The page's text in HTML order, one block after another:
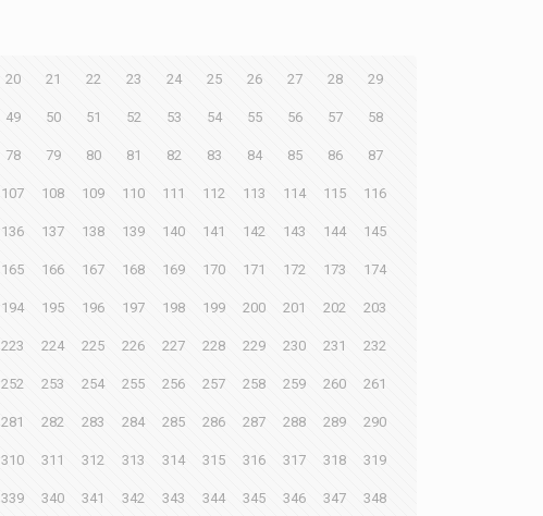
20 21 22 23 24 25 26 27 28 29
49 50 51 52 53 54 55 56 57 58
78 79 80 81 82 83 84 85 86 87
107 108 109 110 111 112 113 114 115 116
136 137 138 139 140 141 142 143 144 145
165 166 167 168 169 170 171 172 173 174
194 195 196 197 198 199 200 201 202 203
223 224 225 226 227 228 229 230 231 232
252 253 254 255 256 257 258 259 260 261
281 282 283 284 285 286 287 288 289 290
310 311 312 313 314 315 316 317 318 319
339 340 341 342 343 344 345 346 347 348